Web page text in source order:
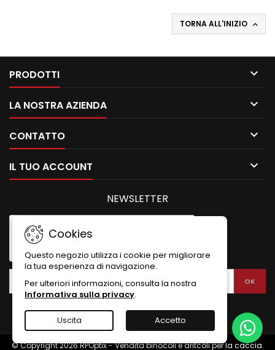
TORNA ALL'INIZIO 
PRODOTTI 
LA NOSTRA AZIENDA 
CONTATTO 
Cookies
Questo negozio utilizza i cookie per migliorare
la tua esperienza di navigazione.
Per ulteriori informazioni, consulta la nostra
Informativa sulla privacy.
Uscita Accetto
IL TUO ACCOUNT 
NEWSLETTER
© Copyright 2026 RPOptix - Vendita binocoli e aritcoli per la caccia.